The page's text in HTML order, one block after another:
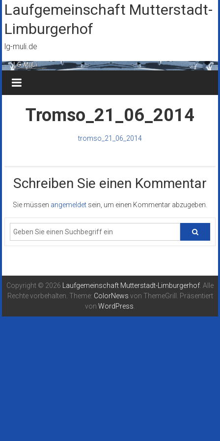
Zum
Inhalt
springen
Laufgemeinschaft Mutterstadt-
Limburgerhof
lg-muli.de
Tromso_21_06_2014
tromso_21_06_2014
Schreiben Sie einen Kommentar
Sie müssen angemeldet sein, um einen Kommentar abzugeben.
Copyright © 2026 Laufgemeinschaft Mutterstadt-Limburgerhof . Alle
Rechte vorbehalten. Theme: ColorNews von ThemeGrill. Präsentiert
von WordPress